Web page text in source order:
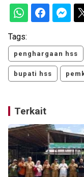
Tags:
penghargaan hss
bupati hss
Terkait